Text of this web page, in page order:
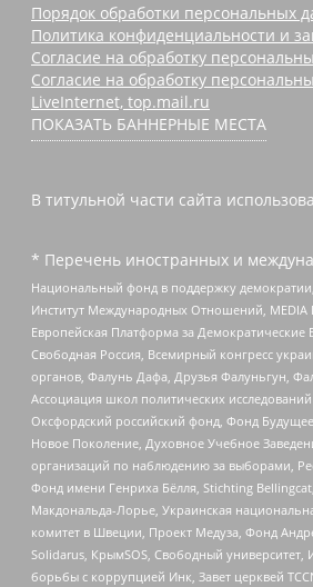
Порядок обработки персональных
Политика конфиденциальности и
Согласие на обработку
Согласие на обработку
LiveInternet, top.mail.ru
ПОКАЗАТЬ БАННЕРНЫЕ МЕСТА
В титульной части сайта
* Перечень иностранных и
Национальный фонд в поддержку
Институт Международных Отношений, MEDIA
Европейская Платформа за
Свободная Россия, Всемирный конгресс
органов, Фалунь Дафа, Друзья Фалуньгун,
Ассоциация школ политических
Оксфордский российский фонд, Фонд
Новое Поколение, Духовное Учебное
организаций по наблюдению за выборами,
Фонд имени Генриха Бёлля, Stichting
Макдональда-Лорье, Украинская
комитет в Швеции, Проект Медуза, Фонд
Solidarus, КрымSOS, Свободный университет,
борьбы с коррупцией Инк, Завет церквей